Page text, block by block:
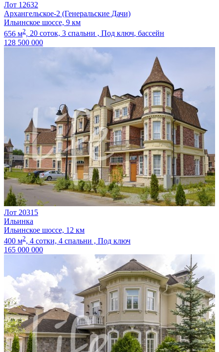
Лот 12632
Архангельское-2 (Генеральские Дачи)
Ильинское шоссе, 9 км
656 м2, 20 соток, 3 спальни , Под ключ, бассейн
128 500 000
Лот 20315
Ильинка
Ильинское шоссе, 12 км
400 м2, 4 сотки, 4 спальни , Под ключ
165 000 000